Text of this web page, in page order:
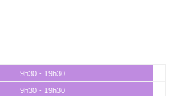
9h30 - 19h30
9h30 - 19h30